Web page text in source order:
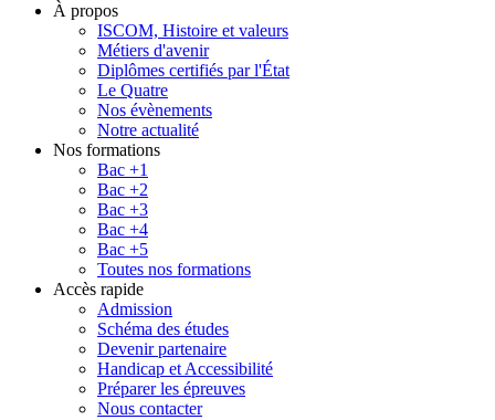
À propos
ISCOM, Histoire et valeurs
Métiers d'avenir
Diplômes certifiés par l'État
Le Quatre
Nos évènements
Notre actualité
Nos formations
Bac +1
Bac +2
Bac +3
Bac +4
Bac +5
Toutes nos formations
Accès rapide
Admission
Schéma des études
Devenir partenaire
Handicap et Accessibilité
Préparer les épreuves
Nous contacter